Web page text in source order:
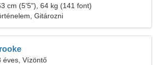
cm (5'5"), 64 kg (141 font)
Gitározni
éves, Vízöntő